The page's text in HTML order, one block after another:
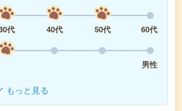
代 40代 50代
60代
男性
もっと見る